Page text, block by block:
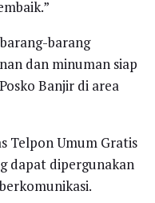
barang
dan minuman siap
Banjir di area
Telpon Umum Gratis
dapat dipergunakan